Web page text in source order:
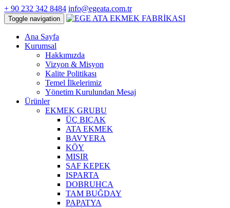
+ 90 232 342 8484 info@egeata.com.tr
Toggle navigation
Ana Sayfa
Kurumsal
Hakkımızda
Vizyon & Misyon
Kalite Politikası
Temel İlkelerimiz
Yönetim Kurulundan Mesaj
Ürünler
EKMEK GRUBU
ÜÇ BIÇAK
ATA EKMEK
BAVYERA
KÖY
MISIR
SAF KEPEK
ISPARTA
DOBRUHCA
TAM BUĞDAY
PAPATYA